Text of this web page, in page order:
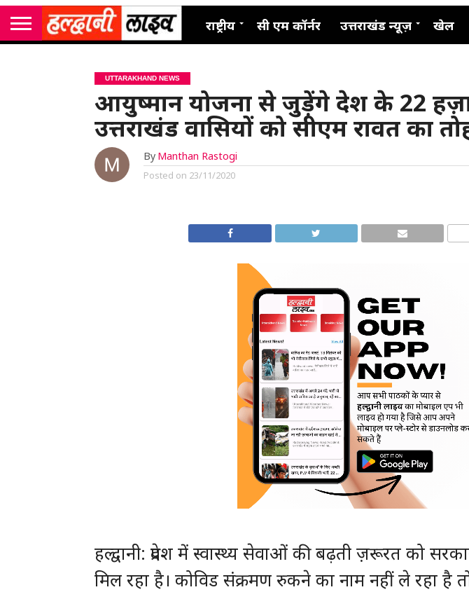
राष्ट्रीय सी एम कॉर्नर उत्तराखंड न्यूज़ खेल
UTTARAKHAND NEWS
आयुष्मान योजना से जुड़ेंगे देश के 22
उत्तराखंड वासियों को सीएम रावत का
By Manthan Rastogi
Posted on 23/11/2020
हल्द्वानी: प्रदेश में स्वास्थ्य सेवाओं की बढ़ती ज़रूरत को
मिल रहा है। कोविड संक्रमण रुकने का नाम नहीं ले रहा है